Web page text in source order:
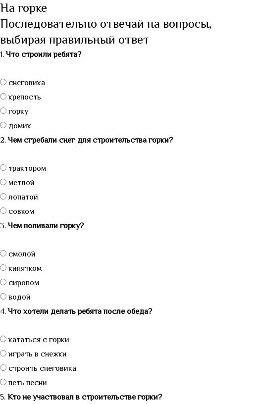
На горке
Последовательно отвечай на вопросы,
выбирая правильный ответ
1.Что строили ребята?
снеговика
крепость
горку
домик
2.Чем сгребали снег для строительства горки?
трактором
метлой
лопатой
совком
3.Чем поливали горку?
смолой
кипятком
сиропом
водой
4.Что хотели делать ребята после обеда?
кататься с горки
играть в снежки
строить снеговика
петь песни
5. Кто не участвовал в строительстве горки?